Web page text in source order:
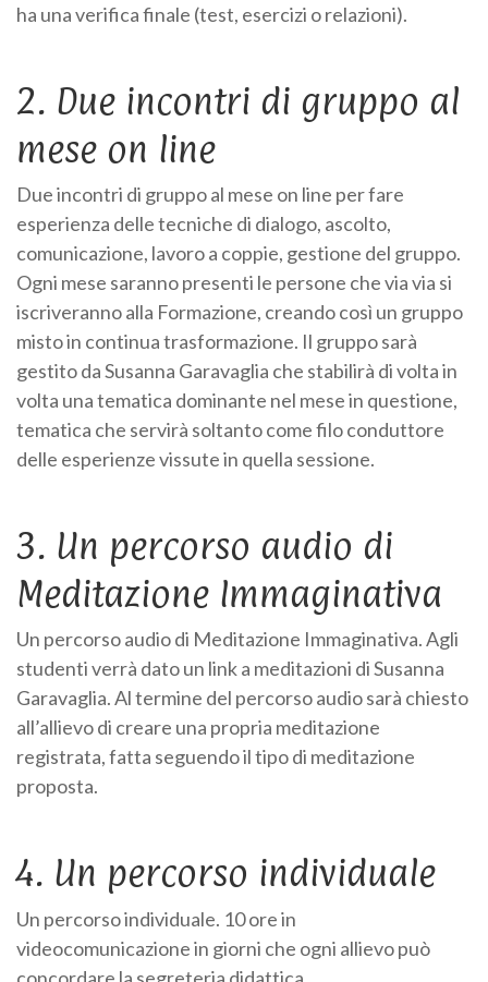
ha una verifica finale (test, esercizi o relazioni).
2. Due incontri di gruppo al
mese on line
Due incontri di gruppo al mese on line per fare
esperienza delle tecniche di dialogo, ascolto,
comunicazione, lavoro a coppie, gestione del gruppo.
Ogni mese saranno presenti le persone che via via si
iscriveranno alla Formazione, creando così un gruppo
misto in continua trasformazione. Il gruppo sarà
gestito da Susanna Garavaglia che stabilirà di volta in
volta una tematica dominante nel mese in questione,
tematica che servirà soltanto come filo conduttore
delle esperienze vissute in quella sessione.
3. Un percorso audio di
Meditazione Immaginativa
Un percorso audio di Meditazione Immaginativa. Agli
studenti verrà dato un link a meditazioni di Susanna
Garavaglia. Al termine del percorso audio sarà chiesto
all’allievo di creare una propria meditazione
registrata, fatta seguendo il tipo di meditazione
proposta.
4. Un percorso individuale
Un percorso individuale. 10 ore in
videocomunicazione in giorni che ogni allievo può